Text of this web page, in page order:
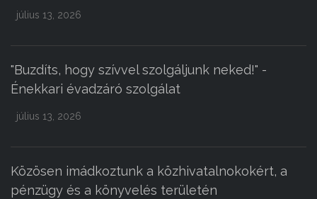
július 13, 2026
"Buzdíts, hogy szívvel szolgáljunk neked!" -
Énekkari évadzáró szolgálat
július 13, 2026
Közösen imádkoztunk a közhivatalnokokért, a
pénzügy és a könyvelés területén